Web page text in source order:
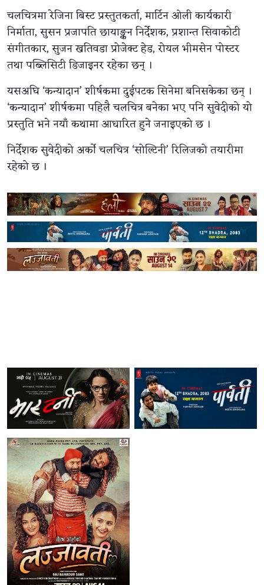
चलचित्रमा रेजिना बिस्ट प्रस्तुतकर्ता, मार्टिन ओली कार्यकारी
निर्माता, सुसन प्रजापति छायाङ्कन निर्देशक, प्रशान्त सिवाकोटी
संगीतकार, सुजन खतिवडा प्रोजेक्ट हेड, रोयल भीमसेन पोस्टर
तथा पब्लिसिटी डिजाइनर रहेका छन् ।
यसअघि ‘कन्यादान’ शीर्षकमा दुईपटक सिनेमा बनिसकेका छन् ।
‘कन्यादान’ शीर्षकमा पहिलै चलचित्र बनेका भए पनि सुवेदीको यो
प्रस्तुति भने नयाँ कथामा आधारित हुने जनाइएको छ ।
निर्देशक सुवेदीको अर्को चलचित्र ‘सोल्टिनी’ रिलिजको तयारीमा
रहेको छ ।